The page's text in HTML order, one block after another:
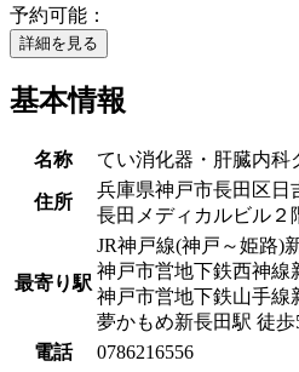
予約可能：
詳細を見る
基本情報
名称 てい消化器・肝臓内科
住所
兵庫県神戸市長田区日
長田メディカルビル２
最寄り駅
JR神戸線(神戸～姫路)
神戸市営地下鉄西神線
神戸市営地下鉄山手線
夢かもめ新長田駅 徒歩
電話
0786216556